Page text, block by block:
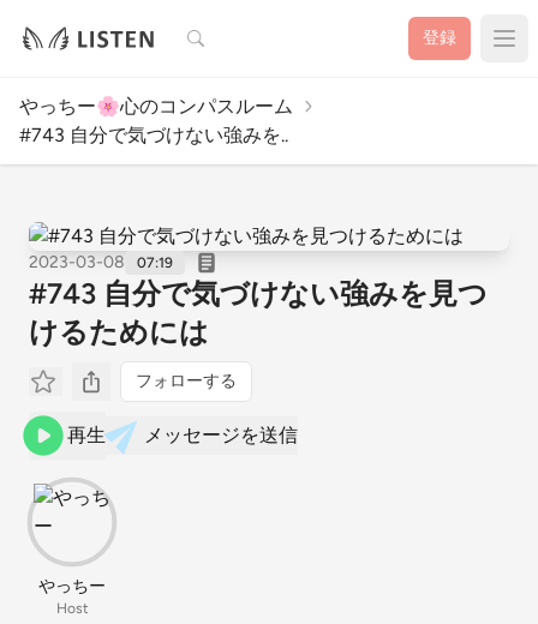
検索 登録
やっちー🌸心のコンパスルーム
#743 自分で気づけない強みを..
2023-03-08 07:19
#743 自分で気づけない強みを見つ
けるためには
フォローする
再生 メッセージを送信
やっちー
Host